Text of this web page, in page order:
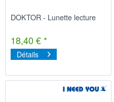
DOKTOR - Lunette lecture
18,40 € *
Détails